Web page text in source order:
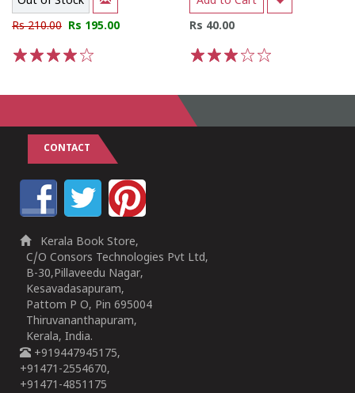
Rs 210.00 Rs 195.00
Rs 40.00
CONTACT
Kerala Book Store,
C/O Consors Technologies Pvt Ltd,
B-30,Pillaveedu Nagar,
Kesavadasapuram,
Pattom P O, Pin 695004
Thiruvananthapuram,
Kerala, India.
+919447945175,
+91471-2554670,
+91471-4851175